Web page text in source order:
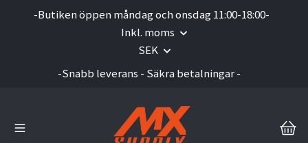
-Butiken öppen måndag och onsdag 11:00-18:00-
Inkl. moms
SEK
-Snabb leverans - Säkra betalningar -